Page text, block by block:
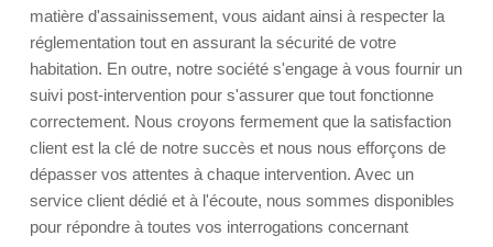
matière d'assainissement, vous aidant ainsi à respecter la
réglementation tout en assurant la sécurité de votre
habitation. En outre, notre société s'engage à vous fournir un
suivi post-intervention pour s'assurer que tout fonctionne
correctement. Nous croyons fermement que la satisfaction
client est la clé de notre succès et nous nous efforçons de
dépasser vos attentes à chaque intervention. Avec un
service client dédié et à l'écoute, nous sommes disponibles
pour répondre à toutes vos interrogations concernant